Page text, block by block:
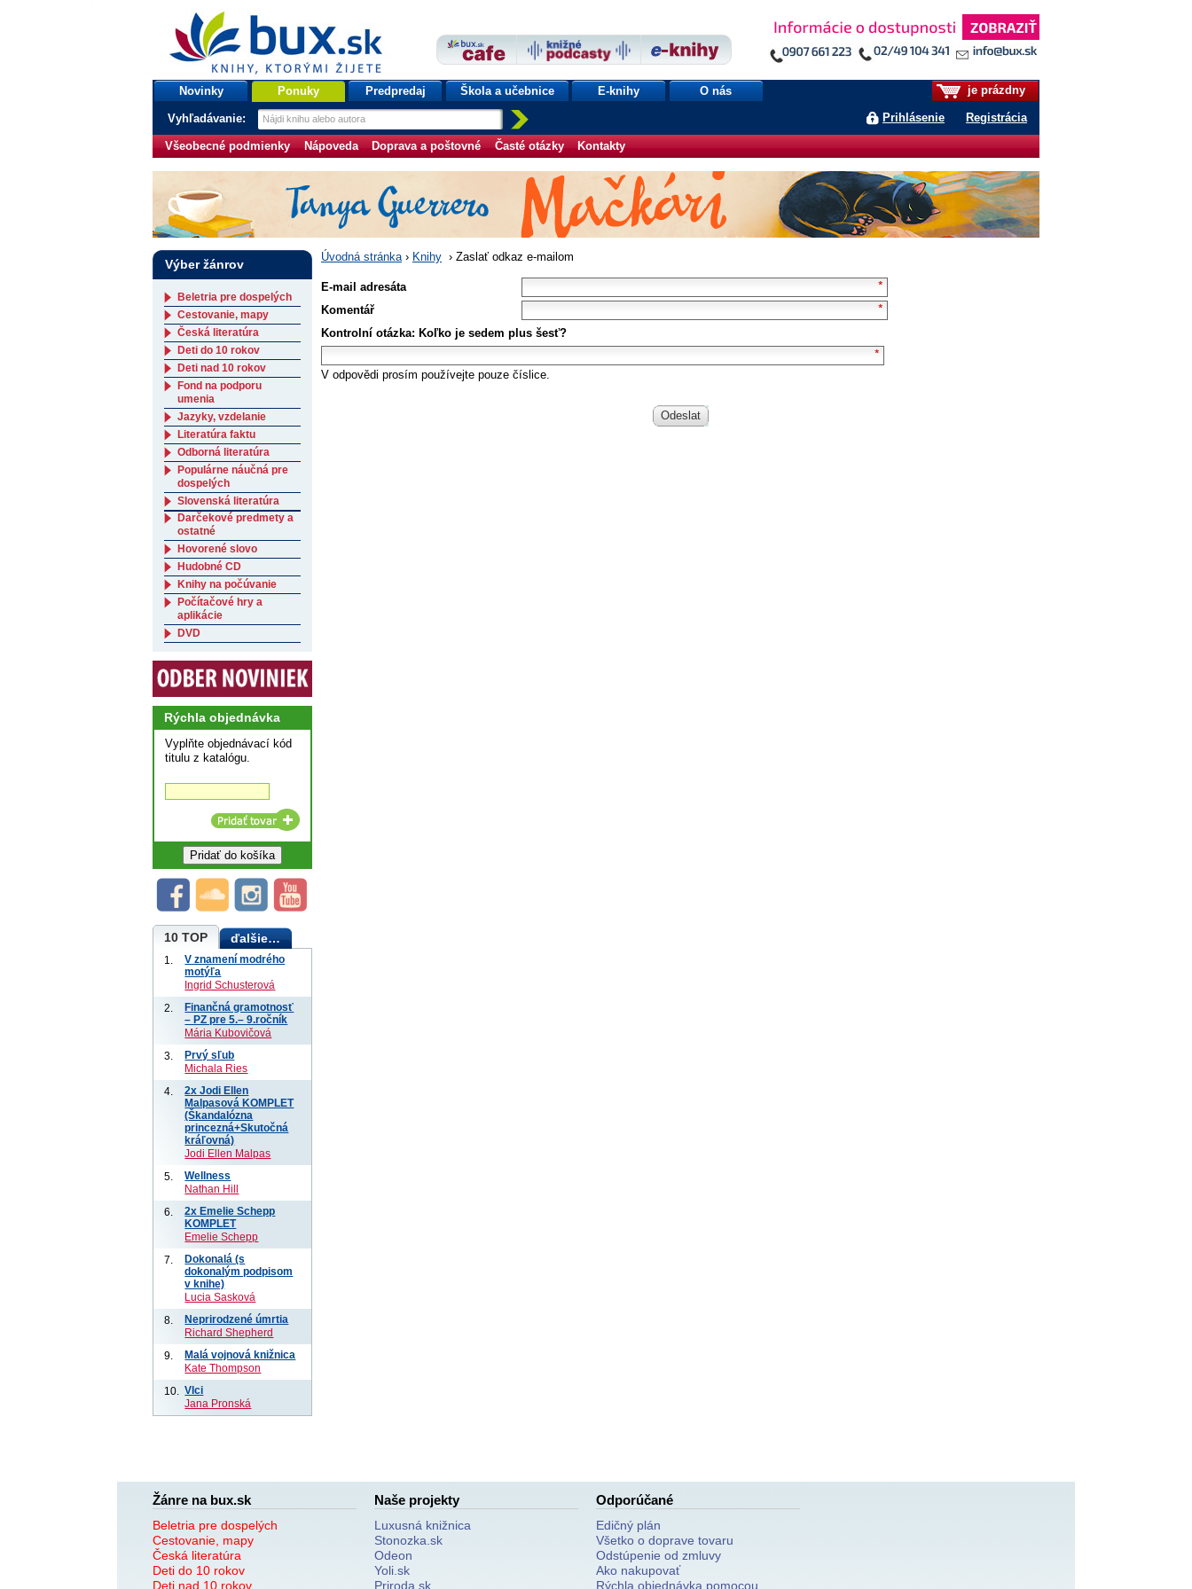
bux.sk
knihy, ktorými žijete
Úvodná stránka
je prázdny
Prihlásenie Registrácia
Novinky Ponuky Predpredaj Škola a učebnice E-knihy O nás
Vyhľadávanie:
Všeobecné podmienky Nápoveda Doprava a poštovné Časté otázky Kontakty
Úvodná stránka› Knihy › Zaslať odkaz e-mailom
E-mail adresáta
Komentář
Kontrolní otázka: Koľko je sedem plus šesť?
V odpovědi prosím používejte pouze číslice.
Odeslat
Výber žánrov
Beletria pre dospelých
Cestovanie, mapy
Česká literatúra
Deti do 10 rokov
Deti nad 10 rokov
Fond na podporu
umenia
Jazyky, vzdelanie
Literatúra faktu
Odborná literatúra
Populárne náučná pre
dospelých
Slovenská literatúra
Darčekové predmety a
ostatné
Hovorené slovo
Hudobné CD
Knihy na počúvanie
Počítačové hry a
aplikácie
DVD
Rýchla objednávka
Vyplňte objednávací kód
titulu z katalógu.
10 TOP ďalšie…
1.
V znamení modrého
motýľa
Ingrid Schusterová
2.
Finančná gramotnosť
– PZ pre 5.– 9.ročník
Mária Kubovičová
3.
Prvý sľub
Michala Ries
4.
2x Jodi Ellen
Malpasová KOMPLET
(Škandalózna
princezná+Skutočná
kráľovná)
Jodi Ellen Malpas
5.
Wellness
Nathan Hill
6.
2x Emelie Schepp
KOMPLET
Emelie Schepp
7.
Dokonalá (s
dokonalým podpisom
v knihe)
Lucia Sasková
8.
Neprirodzené úmrtia
Richard Shepherd
9.
Malá vojnová knižnica
Kate Thompson
10.
Vlci
Jana Pronská
Žánre na bux.sk
Beletria pre dospelých
Cestovanie, mapy
Česká literatúra
Deti do 10 rokov
Deti nad 10 rokov
Naše projekty
Luxusná knižnica
Stonozka.sk
Odeon
Yoli.sk
Priroda.sk
Odporúčané
Edičný plán
Všetko o doprave tovaru
Odstúpenie od zmluvy
Ako nakupovať
Rýchla objednávka pomocou